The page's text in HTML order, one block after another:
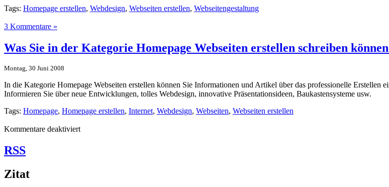
Tags: Homepage erstellen, Webdesign, Webseiten erstellen, Webseitengestaltung
3 Kommentare »
Was Sie in der Kategorie Homepage Webseiten erstellen schreiben
Montag, 30 Juni 2008
In die Kategorie Homepage Webseiten erstellen können Sie Informationen und Artikel über das professionelle Erstellen
Informieren Sie über neue Entwicklungen, tolles Webdesign, innovative Präsentationsideen, Baukastensysteme usw.
Tags: Homepage, Homepage erstellen, Internet, Webdesign, Webseiten, Webseiten erstellen
Kommentare deaktiviertfür
RSS
Zitat